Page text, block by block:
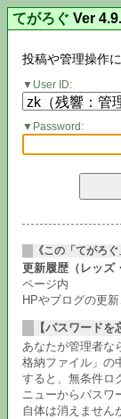
てがろぐ Ver
投稿や管理操作
User ID:
Password:
《この「てがろぐ
更新履歴（レッズ
ページ内
HPやブログの更
【パスワードを
あなたが管理者な
格納ファイル」の
すると、無条件ロ
ニューからパスワ
自体は消えません